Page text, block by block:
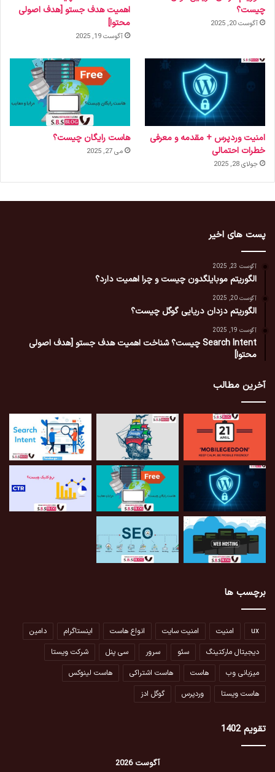
چیست؟
آگوست 20, 2025
اهمیت هدف جستو [هدف اصولی
محتوا]
آگوست 19, 2025
امنیت وردپرس + مقدمه و معرفی
خطرات احتمالی
جولای 28, 2025
هاست رایگان چیست؟
می 27, 2025
پست های اخیر
آگوست 23, 2025
الگوریتم موبایلگدون چیست و چرا اهمیت دارد؟
آگوست 20, 2025
الگوریتم دزدان دریایی گوگل چیست؟
آگوست 19, 2025
Search Intent چیست؟ شناخت اهمیت هدف جستو [هدف اصولی
محتوا]
آخرین مطالب
برچسب ها
ux امنیت امنیت سایت انواع هاست اینستاگرام
دامین
دیجیتال مارکتینگ
سئو سرور سی پنل
شرکت ویستا
میزبانی وب
هاست هاست اشتراکی
هاست لینوکس
هاست ویستا
وردپرس گوگل ادز
تقویم 1402
آگوست 2026